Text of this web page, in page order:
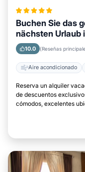
Buchen Sie das
nächsten Urlaub
10.0 (Reseñas
Aire acondicionado
Reserva un alquiler
de descuentos
cómodos, excelentes